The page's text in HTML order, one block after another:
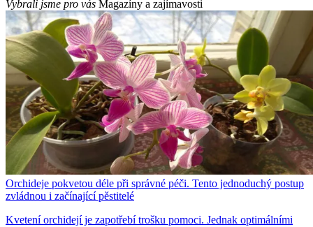
Vybrali jsme pro vás Magazíny a zajímavosti
Orchideje pokvetou déle při správné péči. Tento jednoduchý postup
zvládnou i začínající pěstitelé
Kvetení orchidejí je zapotřebí trošku pomoci. Jednak optimálními